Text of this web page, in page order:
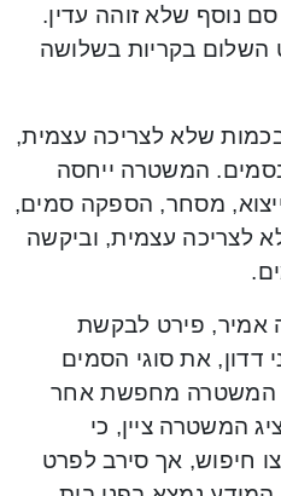
נוסף שלא זוהה עדין.
השלום בקריות בשלושה
שלא לצריכה עצמית,
המשטרה ייחסה
מסחר, הספקה סמים,
לצריכה עצמית, וביקשה
אמיר, פירט לבקשת
דדון, את סוגי הסמים
המשטרה מחפשת אחר
המשטרה ציין, כי
חיפוש, אך סירב לפרט